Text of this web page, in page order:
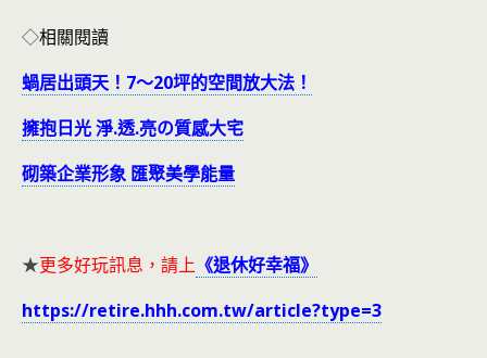
◇相關閱讀
蝸居出頭天！7～20坪的空間放大法！
擁抱日光 淨.透.亮の質感大宅
砌築企業形象 匯聚美學能量
★更多好玩訊息，請上 《退休好幸福》
https://retire.hhh.com.tw/article?type=3